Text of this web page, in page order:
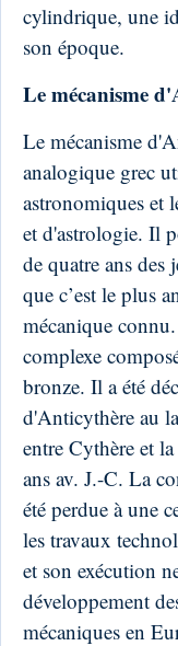
cylindrique, une
son époque.
Le mécanisme
Le mécanisme
analogique grec
astronomiques et
et d'astrologie. Il
de quatre ans
que c’est le plus
mécanique
complexe
bronze. Il a été
d'Anticythère au
entre Cythère et
ans av. J.-C. La
été perdue à une
les travaux
et son exécution
développement
mécaniques en